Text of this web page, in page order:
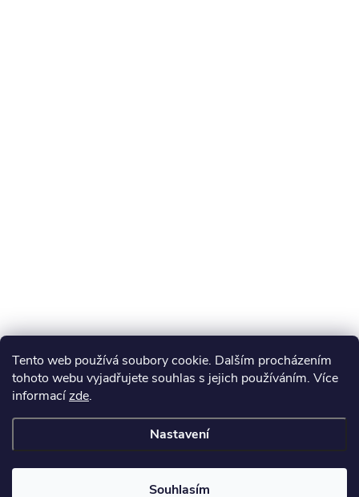
Tento web používá soubory cookie. Dalším procházením
tohoto webu vyjadřujete souhlas s jejich používáním. Více
informacízde.
Nastavení
Souhlasím